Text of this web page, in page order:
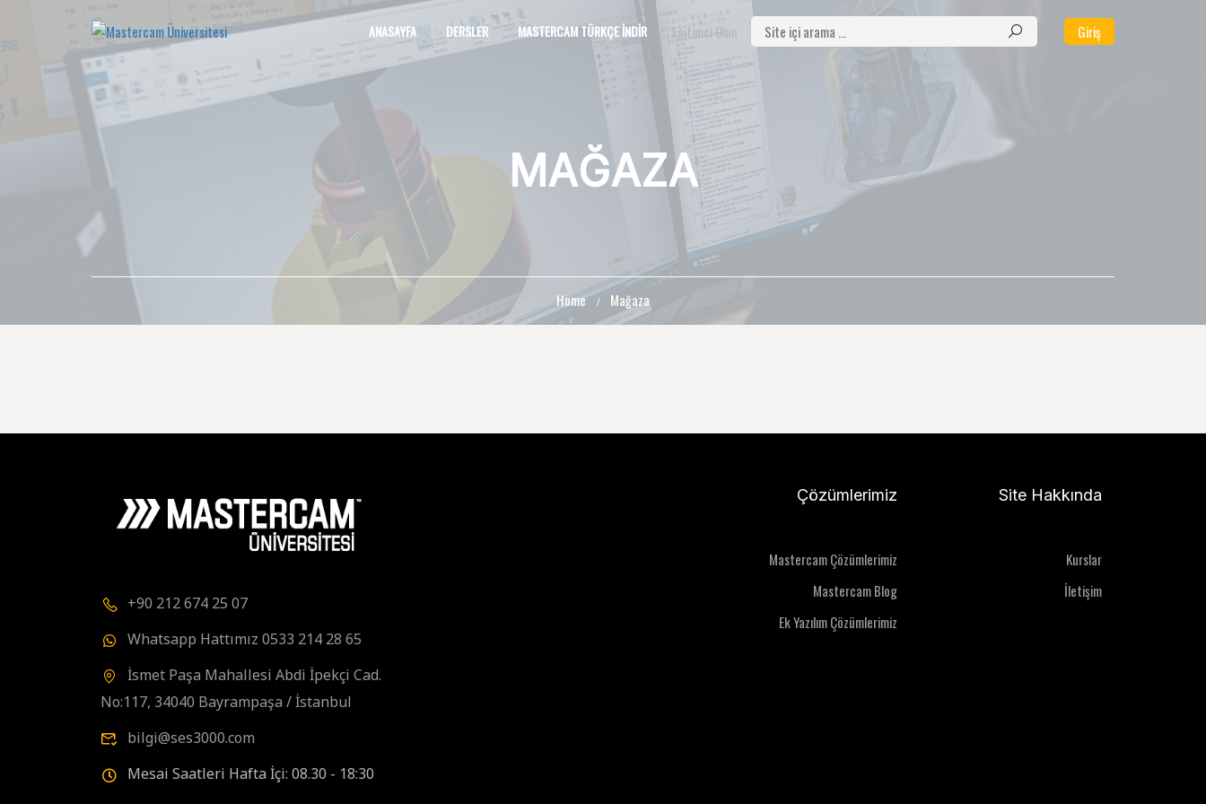
ANASAYFA DERSLER MASTERCAM TÜRKÇE İNDIR Eğitimci Olun Giriş
MAĞAZA
Home Mağaza
+90 212 674 25 07
Whatsapp Hattımız 0533 214 28 65
İsmet Paşa Mahallesi Abdi İpekçi Cad.
No:117, 34040 Bayrampaşa / İstanbul
bilgi@ses3000.com
Mesai Saatleri Hafta İçi: 08.30 - 18:30
Çözümlerimiz
Mastercam Çözümlerimiz
Mastercam Blog
Ek Yazılım Çözümlerimiz
Site Hakkında
Kurslar
İletişim